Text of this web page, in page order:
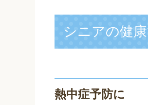
シニアの健
熱中症予防に